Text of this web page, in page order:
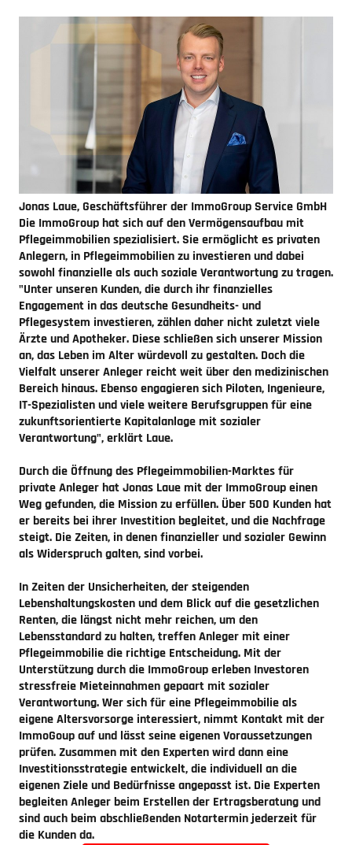
Jonas Laue, Geschäftsführer der ImmoGroup Service GmbH
Die ImmoGroup hat sich auf den Vermögensaufbau mit
Pflegeimmobilien spezialisiert. Sie ermöglicht es privaten
Anlegern, in Pflegeimmobilien zu investieren und dabei
sowohl finanzielle als auch soziale Verantwortung zu tragen.
"Unter unseren Kunden, die durch ihr finanzielles
Engagement in das deutsche Gesundheits- und
Pflegesystem investieren, zählen daher nicht zuletzt viele
Ärzte und Apotheker. Diese schließen sich unserer Mission
an, das Leben im Alter würdevoll zu gestalten. Doch die
Vielfalt unserer Anleger reicht weit über den medizinischen
Bereich hinaus. Ebenso engagieren sich Piloten, Ingenieure,
IT-Spezialisten und viele weitere Berufsgruppen für eine
zukunftsorientierte Kapitalanlage mit sozialer
Verantwortung", erklärt Laue.
Durch die Öffnung des Pflegeimmobilien-Marktes für
private Anleger hat Jonas Laue mit der ImmoGroup einen
Weg gefunden, die Mission zu erfüllen. Über 500 Kunden hat
er bereits bei ihrer Investition begleitet, und die Nachfrage
steigt. Die Zeiten, in denen finanzieller und sozialer Gewinn
als Widerspruch galten, sind vorbei.
In Zeiten der Unsicherheiten, der steigenden
Lebenshaltungskosten und dem Blick auf die gesetzlichen
Renten, die längst nicht mehr reichen, um den
Lebensstandard zu halten, treffen Anleger mit einer
Pflegeimmobilie die richtige Entscheidung. Mit der
Unterstützung durch die ImmoGroup erleben Investoren
stressfreie Mieteinnahmen gepaart mit sozialer
Verantwortung. Wer sich für eine Pflegeimmobilie als
eigene Altersvorsorge interessiert, nimmt Kontakt mit der
ImmoGoup auf und lässt seine eigenen Voraussetzungen
prüfen. Zusammen mit den Experten wird dann eine
Investitionsstrategie entwickelt, die individuell an die
eigenen Ziele und Bedürfnisse angepasst ist. Die Experten
begleiten Anleger beim Erstellen der Ertragsberatung und
sind auch beim abschließenden Notartermin jederzeit für
die Kunden da.